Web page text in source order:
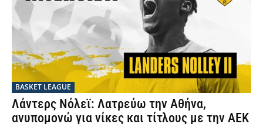
BASKET LEAGUE
Λάντερς Νόλεϊ: Λατρεύω την Αθήνα,
ανυπομονώ για νίκες και τίτλους με την ΑΕΚ